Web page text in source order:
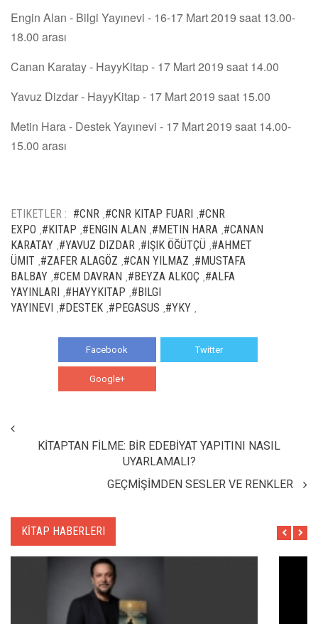
Engin Alan - Bilgi Yayınevi - 16-17 Mart 2019 saat 13.00-
18.00 arası
Canan Karatay - HayyKitap - 17 Mart 2019 saat 14.00
Yavuz Dizdar - HayyKitap - 17 Mart 2019 saat 15.00
Metin Hara - Destek Yayınevi - 17 Mart 2019 saat 14.00-
15.00 arası
ETIKETLER : #CNR #CNR KITAP FUARI #CNR
EXPO #KITAP #ENGIN ALAN #METIN HARA #CANAN
KARATAY #YAVUZ DIZDAR #IŞIK ÖĞÜTÇÜ #AHMET
ÜMIT #ZAFER ALAGÖZ #CAN YILMAZ #MUSTAFA
BALBAY #CEM DAVRAN #BEYZA ALKOÇ #ALFA
YAYINLARI #HAYYKITAP #BILGI
YAYINEVI #DESTEK #PEGASUS #YKY
Facebook Twitter
Google+
KİTAPTAN FİLME: BİR EDEBİYAT YAPITINI NASIL
UYARLAMALI?
GEÇMİŞİMDEN SESLER VE RENKLER
KİTAP HABERLERI